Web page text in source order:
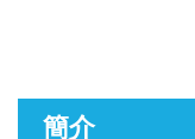
聖經研究
簡介